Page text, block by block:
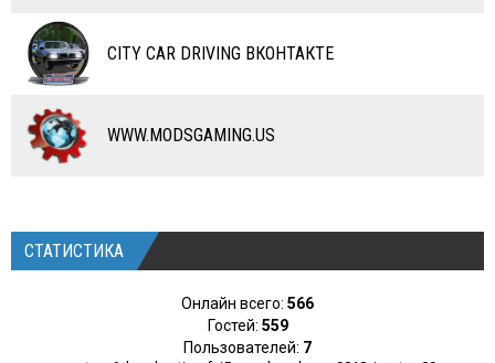
ЧИТЫ
ПРОГРАММЫ
РАЗНОЕ
CITY CAR DRIVING ВКОНТАКТЕ
WWW.MODSGAMING.US
СТАТИСТИКА
Онлайн всего: 566
Гостей: 559
Пользователей: 7